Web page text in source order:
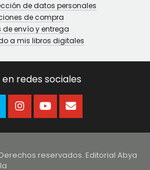
de datos personales
de compra
de envío y entrega
a mis libros digitales
redes sociales
reservados. Editorial Abya